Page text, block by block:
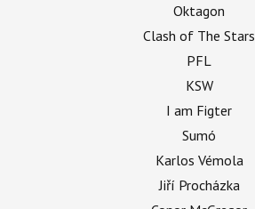
Oktagon
Clash of The Stars
PFL
KSW
I am Figter
Sumó
Karlos Vémola
Jiří Procházka